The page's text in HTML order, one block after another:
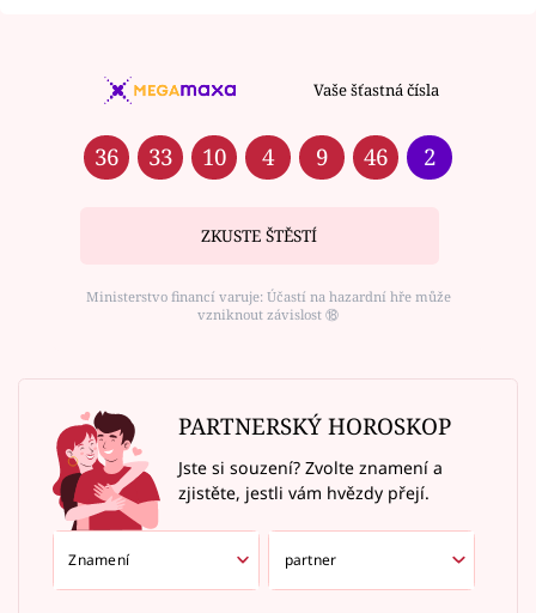
Vaše šťastná čísla
36 33 10 4 9 46 2
ZKUSTE ŠTĚSTÍ
Ministerstvo financí varuje: Účastí na hazardní hře může
vzniknout závislost ⑱
PARTNERSKÝ HOROSKOP
Jste si souzení? Zvolte znamení a
zjistěte, jestli vám hvězdy přejí.